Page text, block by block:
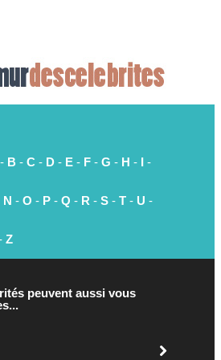
- B - C - D - E - F - G - H - I -
N - O - P - Q - R - S - T - U -
Z
peuvent aussi vous